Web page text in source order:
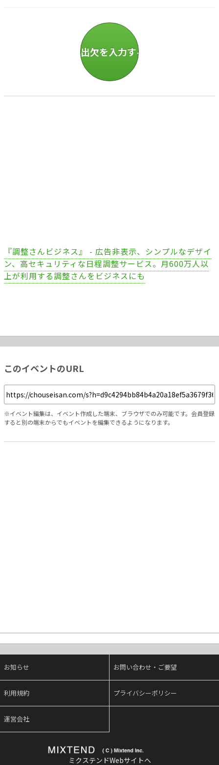
『調整さんビジネス』 - 広告非表示、シンプルなデザイ
ン、高セキュリティな日程調整サービス。月600万人以
上が利用する調整さんをビジネスにも
このイベントのURL
※イベント編集は、イベント作成した端末、ブラウザでのみ可能です。会員登録
すると別の端末からでもイベントを編集できるようになります。
お知らせ お問い合わせ・ご要望
利用規約 プライバシーポリシー
運営会社
ミクステンドWebサイトへ